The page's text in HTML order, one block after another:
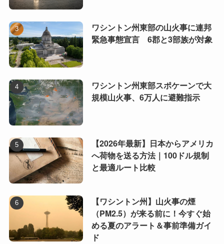
ワシントン州東部の山火事に連邦
緊急事態宣言 6郡と3部族が対象
ワシントン州東部スポケーンで大
規模山火事、6万人に避難指示
【2026年最新】日本からアメリカ
へ荷物を送る方法｜100ドル規制
と最適ルート比較
【ワシントン州】山火事の煙
（PM2.5）が来る前に！今すぐ始
める夏のアラート＆事前準備ガイ
ド